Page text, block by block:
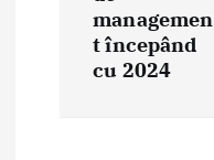
managemen
t începând
cu 2024